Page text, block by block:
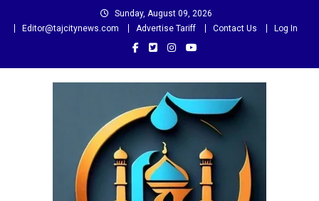
Sunday, August 09, 2026
Editor@tajcitynews.com
Advertise Tariff Contact Us Log In